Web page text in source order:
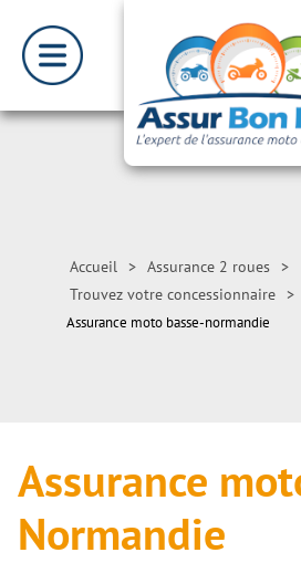
Accueil > Assurance 2 roues >
Trouvez votre concessionnaire >
Assurance moto basse-normandie
Assurance
Normandie